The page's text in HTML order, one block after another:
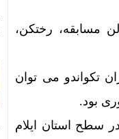
مسابقه، رختکن،
تکواندو می توان
بود.
در سطح استان ایلام